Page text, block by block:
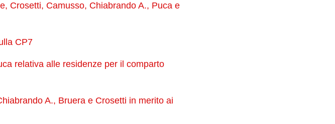
Crosetti, Camusso, Chiabrando A., Puca e
CP7
relativa alle residenze per il comparto
A., Bruera e Crosetti in merito ai